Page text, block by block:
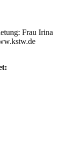
Frau Irina